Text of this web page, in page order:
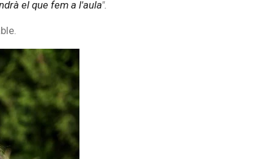
el que fem a l'aula".